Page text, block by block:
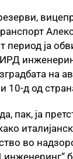
период ја
на
10-д од
пак, ја
во